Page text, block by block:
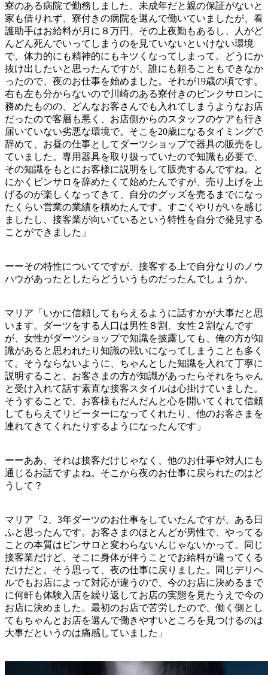
寮のある病院で勤務しました。未成年だと親の保証がないと
家も借りれず、寮付きの病院を選んで働いていましたが、看
護助手はお給料が月に８万円、その上夜勤もあるし、人がど
んどん死んでいってしまうのを見ていないといけない環境
で、体力的にも精神的にもキツくなってしまって。どうにか
抜け出したいと思ったんですが、誰にも頼ることもできなか
ったので、夜のお仕事を始めました。それが19歳の頃です。
右も左も分からないので川崎のある寮付きのピンクサロンに
務めたものの、どんなお客さんでも入れてしまうようなお店
だったので客層も悪く、お店側からのスタッフのケアも行き
届いていない劣悪な環境で。そこを20歳になるタイミングで
辞めて、お昼の仕事としてダーツショップで器具の販売をし
ていました。専用器具を取り扱っていたので知識も必要で、
その知識をもとにお客様に説明をして販売するんですね。と
にかくピンサロを辞めたくて始めたんですが、売り上げを上
げるのが楽しくなってきて、自分のグッズを売るまでになっ
たくらい営業の業績を積めたんです。すごくやりがいを感じ
ましたし、接客業が向いているという特性を自分で発見する
ことができました」
ーーその特性についてですが、接客する上で自分なりのノウ
ハウがあったとしたらどういうものだったんでしょうか。
マリア「いかに信頼してもらえるように話すかが大事だと思
います。ダーツをする人口は男性８割、女性２割なんです
が、女性がダーツショップで知識を披露しても、俺の方が知
識があると思われたり知識の戦いになってしまうことも多く
て。そうならないように、ちゃんとした知識を入れて丁寧に
説明すること、お客さまの方が知識があったらそれをちゃん
と受け入れて話す素直な接客スタイルは心掛けていました。
そうすることで、お客様もだんだんと心を開いてくれて信頼
してもらえてリピーターになってくれたり、他のお客さまを
連れてきてくれたりするようになったんです」
ーーああ、それは接客だけじゃなく、他のお仕事や対人にも
通じるお話ですよね。そこから夜のお仕事に戻られたのはど
うして？
マリア「2、3年ダーツのお仕事をしていたんですが、ある日
ふと思ったんです。お客さまのほとんどが男性で、やってる
ことの本質はピンサロと変わらないんじゃないかって。同じ
接客業だけど、そこに身体が伴うことでお給料が違ってくる
だけだと。そう思って、夜の仕事に戻りました。同じデリヘ
ルでもお店によって対応が違うので、今のお店に決めるまで
に何軒も体験入店を繰り返してお店の実態を見たうえで今の
お店に決めました。最初のお店で苦労したので、働く側とし
てもちゃんとお店を選んで働きやすいところを見つけるのは
大事だというのは痛感していました」